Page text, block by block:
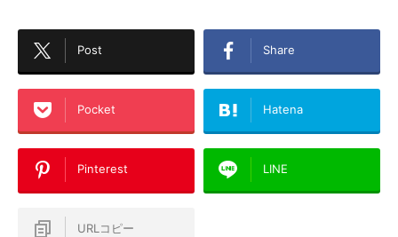
Post Share
Pocket Hatena
Pinterest LINE
URLコピー